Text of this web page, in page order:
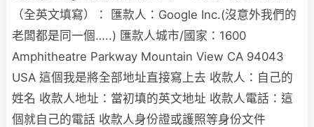
（全英文填寫）： 匯款人：Google Inc.(沒意外我們的
老闆都是同一個…..) 匯款人城市/國家：1600
Amphitheatre Parkway Mountain View CA 94043
USA 這個我是將全部地址直接寫上去 收款人：自己的
姓名 收款人地址：當初填的英文地址 收款人電話：這
個就自己的電話 收款人身份證或護照等身份文件